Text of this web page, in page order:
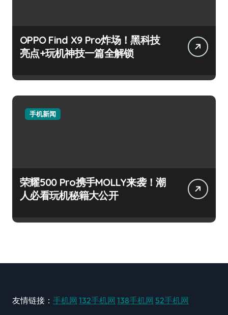
OPPO Find X9 Pro炸场！黑科技
亮点+玩机神技一篇全解锁
手机新闻
荣耀500 Pro携手MOLLY来袭！潮
人必看玩机秘籍大公开
友情链接： 手机网 132手机网 138手机网 52手机网